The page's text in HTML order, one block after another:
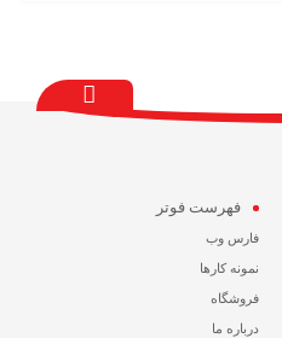
فهرست فوتر
فارس وب
نمونه کارها
فروشگاه
درباره ما